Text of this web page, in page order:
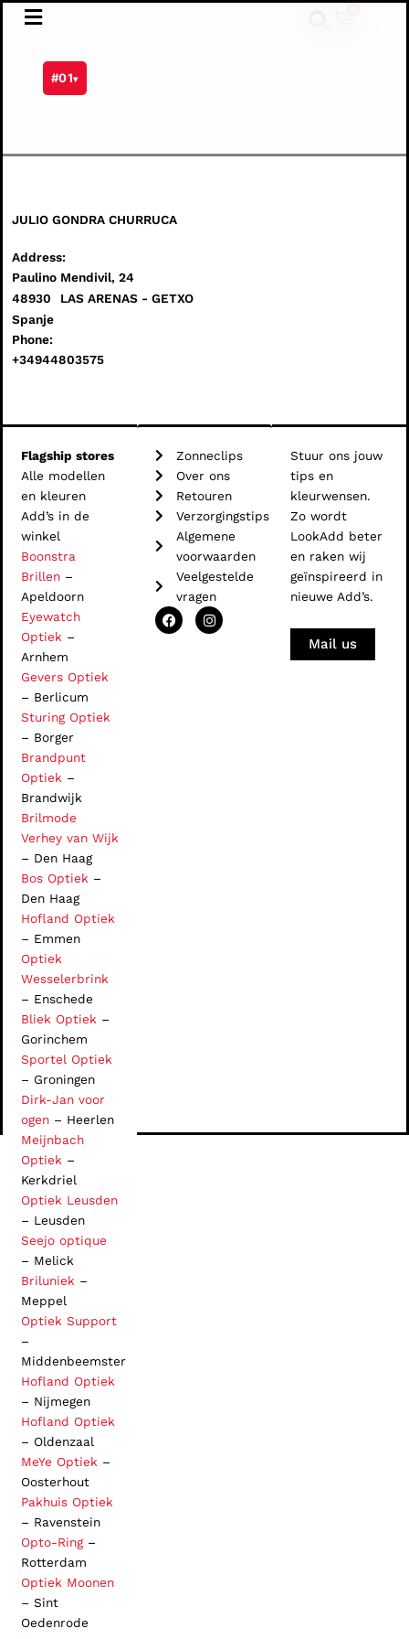
#01▾
JULIO GONDRA CHURRUCA
Address:
Paulino Mendivil, 24
48930
LAS ARENAS - GETXO
Spanje
Phone:
+34944803575
Flagship stores
Alle modellen
en kleuren
Add’s in de
winkel
Boonstra
Brillen –
Apeldoorn
Eyewatch
Optiek –
Arnhem
Gevers Optiek
– Berlicum
Sturing Optiek
– Borger
Brandpunt
Optiek –
Brandwijk
Brilmode
Verhey van Wijk
– Den Haag
Bos Optiek –
Den Haag
Hofland Optiek
– Emmen
Optiek
Wesselerbrink
– Enschede
Bliek Optiek –
Gorinchem
Sportel Optiek
– Groningen
Dirk-Jan voor
ogen – Heerlen
Meijnbach
Optiek –
Kerkdriel
Optiek Leusden
– Leusden
Seejo optique
– Melick
Briluniek –
Meppel
Optiek Support
–
Middenbeemster
Hofland Optiek
– Nijmegen
Hofland Optiek
– Oldenzaal
MeYe Optiek –
Oosterhout
Pakhuis Optiek
– Ravenstein
Opto-Ring–
Rotterdam
Optiek Moonen
– Sint
Oedenrode
Zonneclips
Over ons
Retouren
Verzorgingstips
Algemene
voorwaarden
Veelgestelde
vragen
F
a
c
I
n
s
Stuur ons jouw
tips en
kleurwensen.
Zo wordt
LookAdd beter
en raken wij
geïnspireerd in
nieuwe Add’s.
Mail us